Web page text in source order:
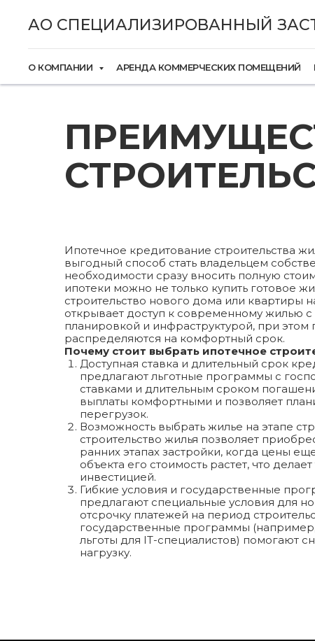
АО СПЕЦИАЛИЗИРОВАННЫЙ
О КОМПАНИИ АРЕНДА КОММЕРЧЕСКИХ ПОМЕЩЕНИЙ
Ипотечное кредитование строительства
выгодный способ стать владельцем
необходимости сразу вносить полную
ипотеки можно не только купить готовое
строительство нового дома или квартиры
открывает доступ к современному жилью
планировкой и инфраструктурой, при этом
распределяются на комфортный срок.
Почему стоит выбрать ипотечное
Доступная ставка и длительный срок
предлагают льготные программы с
ставками и длительным сроком
выплаты комфортными и позволяет
перегрузок.
Возможность выбрать жилье на этапе
строительство жилья позволяет
ранних этапах застройки, когда цены
объекта его стоимость растет, что
инвестицией.
Гибкие условия и государственные
предлагают специальные условия для
отсрочку платежей на период
государственные программы
льготы для IT-специалистов) помогают
нагрузку.